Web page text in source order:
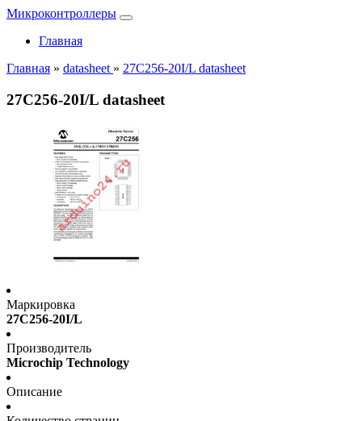
Микроконтроллеры
Главная
Главная » datasheet » 27C256-20I/L datasheet
27C256-20I/L datasheet
Маркировка
27C256-20I/L
Производитель
Microchip Technology
Описание